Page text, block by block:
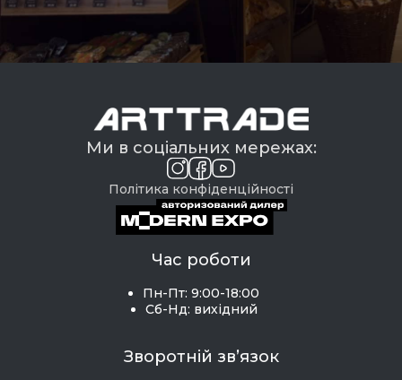
Ми в соціальних мережах:
Політика конфіденційності
Час роботи
Пн-Пт: 9:00-18:00
Сб-Нд: вихідний
Зворотній зв’язок